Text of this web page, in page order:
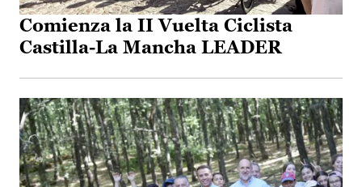
Comienza la II Vuelta Ciclista
Castilla-La Mancha LEADER